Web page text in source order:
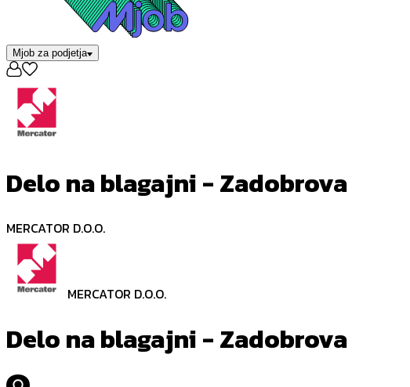
Mjob za podjetja
Delo na blagajni - Zadobrova
MERCATOR D.O.O.
MERCATOR D.O.O.
Delo na blagajni - Zadobrova